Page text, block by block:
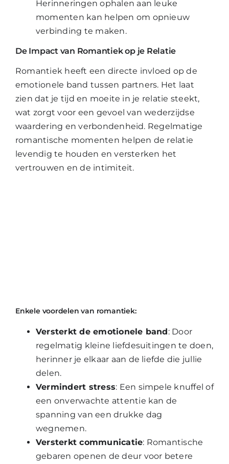
Herinneringen ophalen aan leuke
momenten kan helpen om opnieuw
verbinding te maken.
De Impact van Romantiek op je Relatie
Romantiek heeft een directe invloed op de
emotionele band tussen partners. Het laat
zien dat je tijd en moeite in je relatie steekt,
wat zorgt voor een gevoel van wederzijdse
waardering en verbondenheid. Regelmatige
romantische momenten helpen de relatie
levendig te houden en versterken het
vertrouwen en de intimiteit.
Enkele voordelen van romantiek:
Versterkt de emotionele band: Door
regelmatig kleine liefdesuitingen te doen,
herinner je elkaar aan de liefde die jullie
delen.
Vermindert stress: Een simpele knuffel of
een onverwachte attentie kan de
spanning van een drukke dag
wegnemen.
Versterkt communicatie: Romantische
gebaren openen de deur voor betere